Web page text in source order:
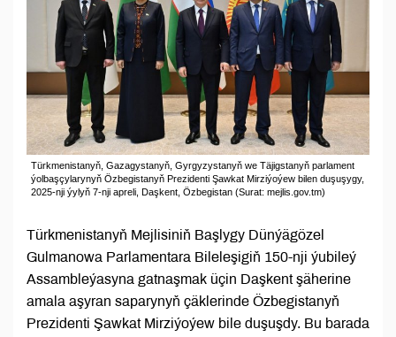
Türkmenistanyň, Gazagystanyň, Gyrgyzystanyň we Täjigstanyň parlament
ýolbaşçylarynyň Özbegistanyň Prezidenti Şawkat Mirziýoýew bilen duşuşygy,
2025-nji ýylyň 7-nji apreli, Daşkent, Özbegistan (Surat: mejlis.gov.tm)
Türkmenistanyň Mejlisiniň Başlygy Dünýägözel
Gulmanowa Parlamentara Bileleşigiň 150-nji ýubileý
Assambleýasyna gatnaşmak üçin Daşkent şäherine
amala aşyran saparynyň çäklerinde Özbegistanyň
Prezidenti Şawkat Mirziýoýew bile duşuşdy. Bu barada